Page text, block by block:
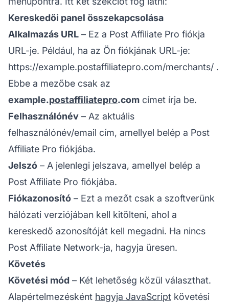
Kereskedői panel összekapcsolása
Alkalmazás URL – Ez a Post Affiliate Pro fiókja
URL-je. Például, ha az Ön fiókjának URL-je:
https://example.postaffiliatepro.com/merchants/ .
Ebbe a mezőbe csak az
example.postaffiliatepro.com címet írja be.
Felhasználónév – Az aktuális
felhasználónév/email cím, amellyel belép a Post
Affiliate Pro fiókjába.
Jelszó – A jelenlegi jelszava, amellyel belép a
Post Affiliate Pro fiókjába.
Fiókazonosító – Ezt a mezőt csak a szoftverünk
hálózati verziójában kell kitölteni, ahol a
kereskedő azonosítóját kell megadni. Ha nincs
Post Affiliate Network-ja, hagyja üresen.
Követés
Követési mód – Két lehetőség közül választhat.
Alapértelmezésként hagyja JavaScript követési